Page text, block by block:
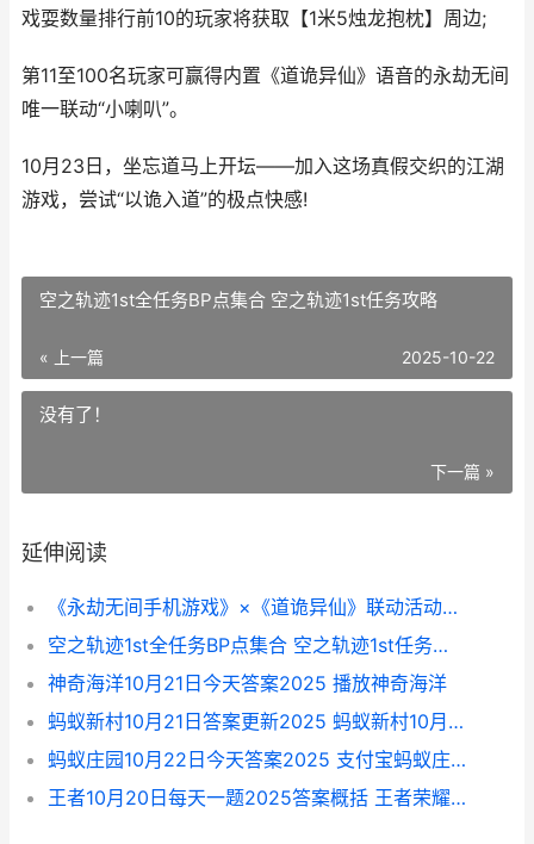
戏耍数量排行前10的玩家将获取【1米5烛龙抱枕】周边;
第11至100名玩家可赢得内置《道诡异仙》语音的永劫无间
唯一联动“小喇叭”。
10月23日，坐忘道马上开坛——加入这场真假交织的江湖
游戏，尝试“以诡入道”的极点快感!
空之轨迹1st全任务BP点集合 空之轨迹1st任务攻略
« 上一篇 2025-10-22
没有了！
下一篇 »
延伸阅读
《永劫无间手机游戏》×《道诡异仙》联动活动主题将于10月23日正式开始！ 永劫无间手机号注销了怎么换绑
空之轨迹1st全任务BP点集合 空之轨迹1st任务攻略
神奇海洋10月21日今天答案2025 播放神奇海洋
蚂蚁新村10月21日答案更新2025 蚂蚁新村10月29日答案最新
蚂蚁庄园10月22日今天答案2025 支付宝蚂蚁庄园今日答题10月22日问题答案
王者10月20日每天一题2025答案概括 王者荣耀2月10号